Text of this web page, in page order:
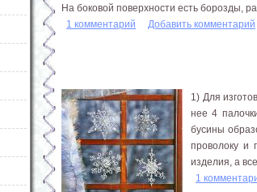
На боковой поверхности есть борозды,
1 комментарий
Добавить комментарий
1) Для
нее 4
бусины
проволоку и
изделия, а
1